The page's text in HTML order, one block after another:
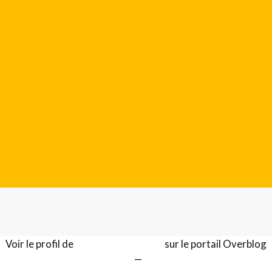
Voir le profil de sur le portail Overblog